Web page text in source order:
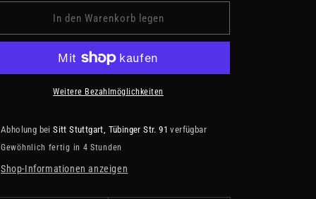
Menge
Chateau
-
Sauternes-
Menge
für
Chateau
Doisy
Dubroca
-
Sauternes-
In den Warenkorb legen
Weitere Bezahlmöglichkeiten
Abholung beiSitt Stuttgart, Tübinger Str. 91 verfügbar
Gewöhnlich fertig in 4 Stunden
Shop-Informationen anzeigen